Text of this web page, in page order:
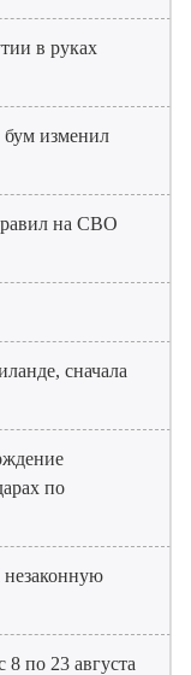
в руках
бум изменил
на СВО
сначала
по
8 по 23 августа